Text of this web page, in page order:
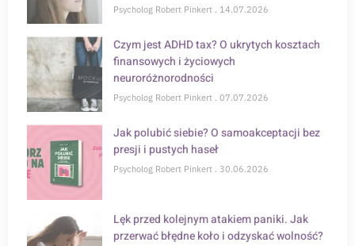
Psycholog Robert Pinkert 14.07.2026
Czym jest ADHD tax? O ukrytych kosztach
finansowych i życiowych
neuroróżnorodności
Psycholog Robert Pinkert 07.07.2026
Jak polubić siebie? O samoakceptacji bez
presji i pustych haseł
Psycholog Robert Pinkert 30.06.2026
Lęk przed kolejnym atakiem paniki. Jak
przerwać błędne koło i odzyskać wolność?